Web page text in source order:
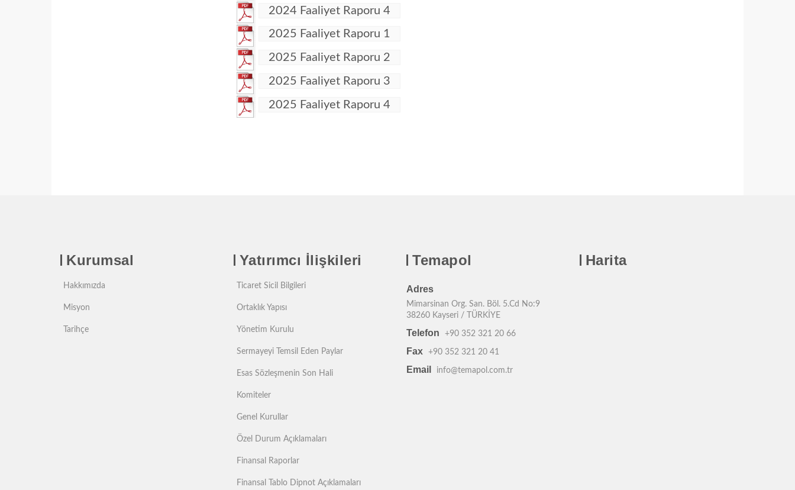
2024 Faaliyet Raporu 4
2025 Faaliyet Raporu 1
2025 Faaliyet Raporu 2
2025 Faaliyet Raporu 3
2025 Faaliyet Raporu 4
Kurumsal
Hakkımızda
Misyon
Tarihçe
Yatırımcı İlişkileri
Ticaret Sicil Bilgileri
Ortaklık Yapısı
Yönetim Kurulu
Sermayeyi Temsil Eden Paylar
Esas Sözleşmenin Son Hali
Komiteler
Genel Kurullar
Özel Durum Açıklamaları
Finansal Raporlar
Finansal Tablo Dipnot Açıklamaları
Temapol
Adres
Mimarsinan Org. San. Böl. 5.Cd No:9
38260 Kayseri / TÜRKİYE
Telefon +90 352 321 20 66
Fax +90 352 321 20 41
Email info@temapol.com.tr
Harita